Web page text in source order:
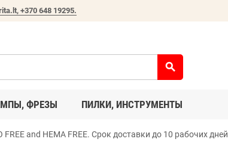
+370 648 19295.
search
ФРЕЗЫ ПИЛКИ, ИНСТРУМЕНТЫ
FREE and HEMA FREE. Срок доставки до 10 рабочих дней